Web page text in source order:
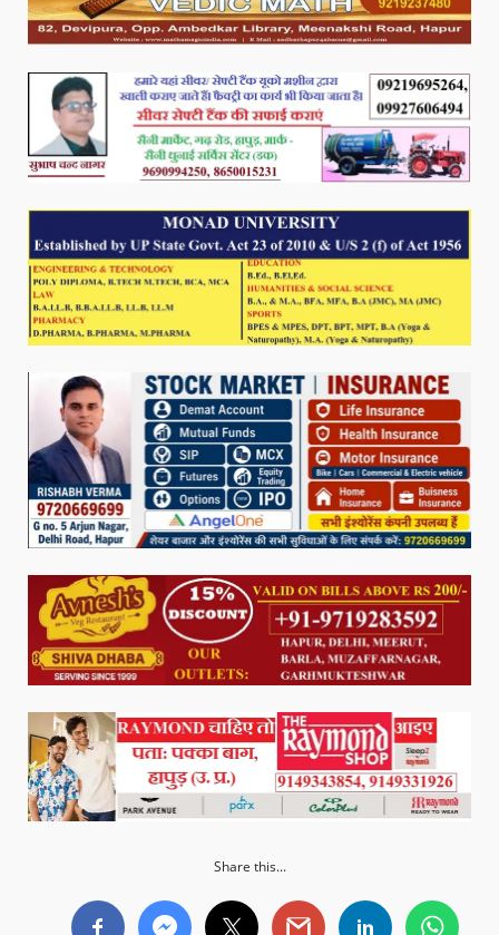
Share this...